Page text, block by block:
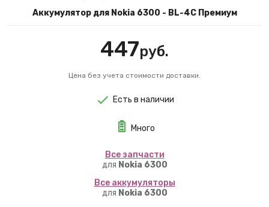
Аккумулятор для Nokia 6300 - BL-4C Премиум
447руб.
Цена без учета стоимости доставки.
Есть в наличии
Много
Вcе запчасти
для Nokia 6300
Вcе аккумуляторы
для Nokia 6300